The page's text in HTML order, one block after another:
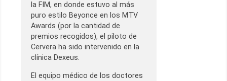
la FIM, en donde estuvo al más
puro estilo Beyonce en los MTV
Awards (por la cantidad de
premios recogidos), el piloto de
Cervera ha sido intervenido en la
clínica Dexeus.
El equipo médico de los doctores